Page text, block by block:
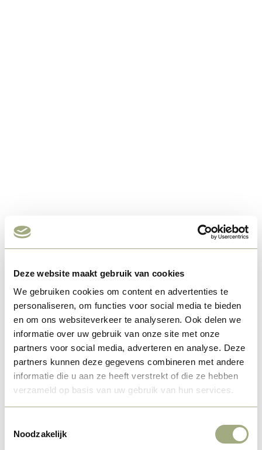
Deze website maakt gebruik van cookies
We gebruiken cookies om content en advertenties te
personaliseren, om functies voor social media te bieden
en om ons websiteverkeer te analyseren. Ook delen we
informatie over uw gebruik van onze site met onze
partners voor social media, adverteren en analyse. Deze
partners kunnen deze gegevens combineren met andere
informatie die u aan ze heeft verstrekt of die ze hebben
verzameld op basis van uw gebruik van hun services.
Noodzakelijk